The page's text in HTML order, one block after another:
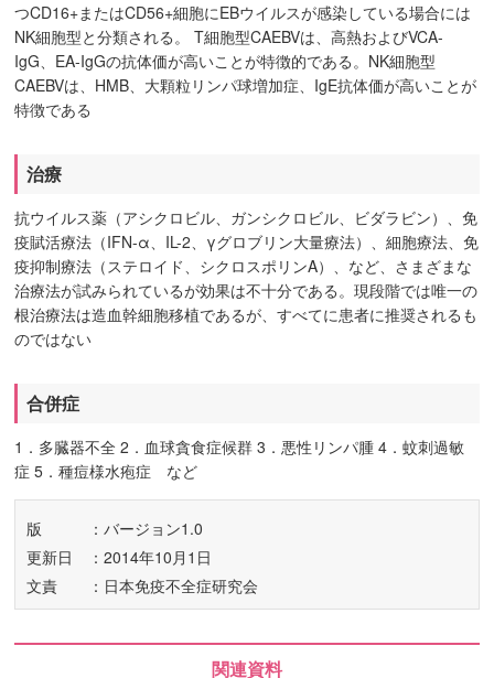
つCD16+またはCD56+細胞にEBウイルスが感染している場合には
NK細胞型と分類される。 T細胞型CAEBVは、高熱およびVCA-
IgG、EA-IgGの抗体価が高いことが特徴的である。NK細胞型
CAEBVは、HMB、大顆粒リンパ球増加症、IgE抗体価が高いことが
特徴である
治療
抗ウイルス薬（アシクロビル、ガンシクロビル、ビダラビン）、免
疫賦活療法（IFN-α、IL-2、γグロブリン大量療法）、細胞療法、免
疫抑制療法（ステロイド、シクロスポリンA）、など、さまざまな
治療法が試みられているが効果は不十分である。現段階では唯一の
根治療法は造血幹細胞移植であるが、すべてに患者に推奨されるも
のではない
合併症
1．多臓器不全 2．血球貪食症候群 3．悪性リンパ腫 4．蚊刺過敏
症 5．種痘様水疱症 など
版
：バージョン1.0
更新日
：2014年10月1日
文責
：日本免疫不全症研究会
関連資料